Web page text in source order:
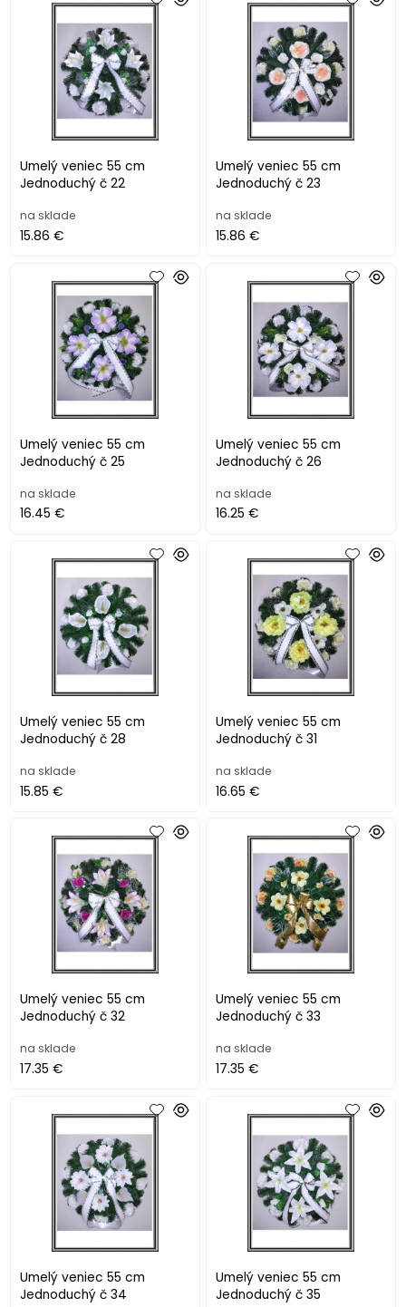
Umelý veniec 55 cm
Jednoduchý č 22
na sklade
15.86 €
Umelý veniec 55 cm
Jednoduchý č 23
na sklade
15.86 €
Umelý veniec 55 cm
Jednoduchý č 25
na sklade
16.45 €
Umelý veniec 55 cm
Jednoduchý č 26
na sklade
16.25 €
Umelý veniec 55 cm
Jednoduchý č 28
na sklade
15.85 €
Umelý veniec 55 cm
Jednoduchý č 31
na sklade
16.65 €
Umelý veniec 55 cm
Jednoduchý č 32
na sklade
17.35 €
Umelý veniec 55 cm
Jednoduchý č 33
na sklade
17.35 €
Umelý veniec 55 cm
Jednoduchý č 34
Umelý veniec 55 cm
Jednoduchý č 35